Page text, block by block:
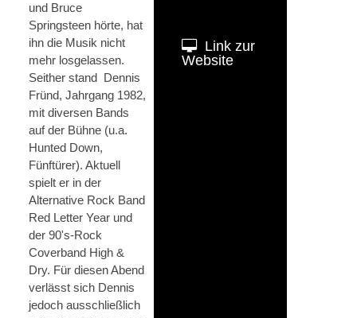
und Bruce
Springsteen hörte, hat
ihn die Musik nicht
mehr losgelassen.
Seither stand Dennis
Fründ, Jahrgang 1982,
mit diversen Bands
auf der Bühne (u.a.
Hunted Down,
Fünftürer). Aktuell
spielt er in der
Alternative Rock Band
Red Letter Year und
der 90's-Rock
Coverband High &
Dry. Für diesen Abend
verlässt sich Dennis
jedoch ausschließlich
Link zur
Website